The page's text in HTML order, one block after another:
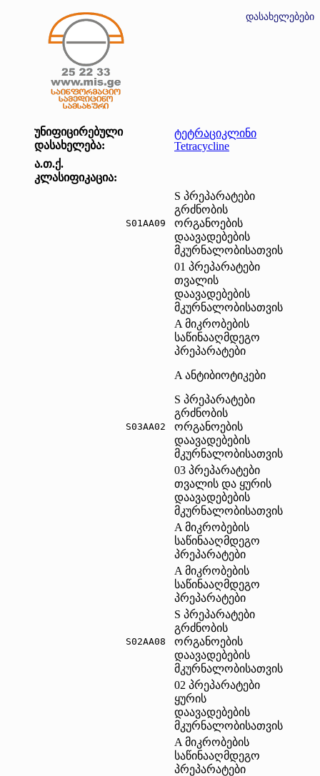
დასახელებები
უნიფიცირებული
დასახელება:
ტეტრაციკლინი
Tetracycline
ა.თ.ქ.
კლასიფიკაცია:
S პრეპარატები
გრძნობის
ორგანოების
დაავადებების
მკურნალობისათვის
01 პრეპარატები
თვალის
დაავადებების
მკურნალობისათვის
A მიკრობების
საწინააღმდეგო
პრეპარატები
A ანტიბიოტიკები
S პრეპარატები
გრძნობის
ორგანოების
დაავადებების
მკურნალობისათვის
03 პრეპარატები
თვალის და ყურის
დაავადებების
მკურნალობისათვის
A მიკრობების
საწინააღმდეგო
პრეპარატები
A მიკრობების
საწინააღმდეგო
პრეპარატები
S პრეპარატები
გრძნობის
ორგანოების
დაავადებების
მკურნალობისათვის
02 პრეპარატები
ყურის
დაავადებების
მკურნალობისათვის
A მიკრობების
საწინააღმდეგო
პრეპარატები